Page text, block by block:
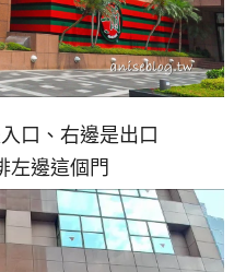
口、右邊是出口
左邊這個門